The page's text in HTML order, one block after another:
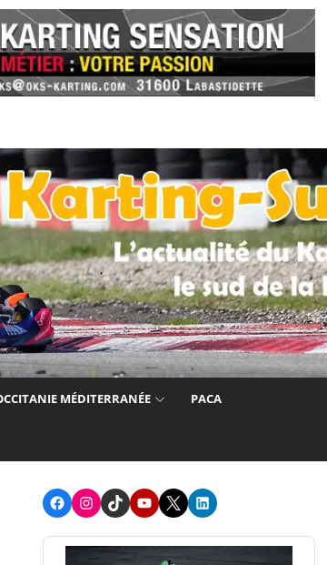
MÉDITERRANÉE PACA
FacebookInstagram
TikTokYoutube
X LinkedIn